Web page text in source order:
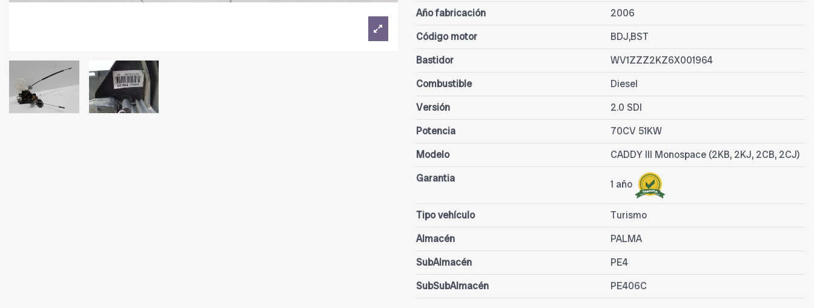
Año fabricación
2006
Código motor
BDJ,BST
Bastidor
WV1ZZZ2KZ6X001964
Combustible
Diesel
Versión
2.0 SDI
Potencia
70CV 51KW
Modelo
CADDY III Monospace (2KB, 2KJ, 2CB, 2CJ)
Garantia
1 año
Tipo vehículo
Turismo
Almacén
PALMA
SubAlmacén
PE4
SubSubAlmacén
PE406C